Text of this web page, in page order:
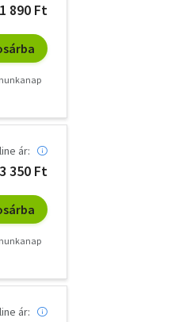
1 890 Ft
ár:
3 350 Ft
ár: